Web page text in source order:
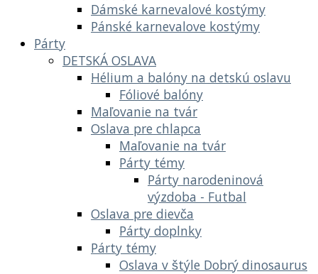
Dámské karnevalové kostýmy
Pánské karnevalove kostýmy
Párty
DETSKÁ OSLAVA
Hélium a balóny na detskú oslavu
Fóliové balóny
Maľovanie na tvár
Oslava pre chlapca
Maľovanie na tvár
Párty témy
Párty narodeninová
výzdoba - Futbal
Oslava pre dievča
Párty doplnky
Párty témy
Oslava v štýle Dobrý dinosaurus